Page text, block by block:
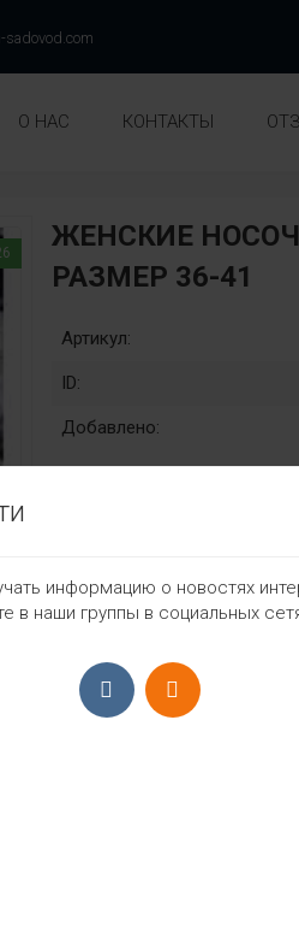
sadovod.com
О НАС КОНТАКТЫ
ЖЕНСКИЕ
РАЗМЕР 36-41
Артикул:
ID:
Добавлено:
798₽
ПРИЁМ ЗАКАЗОВ С
информацию о новостях
в наши группы в социальных